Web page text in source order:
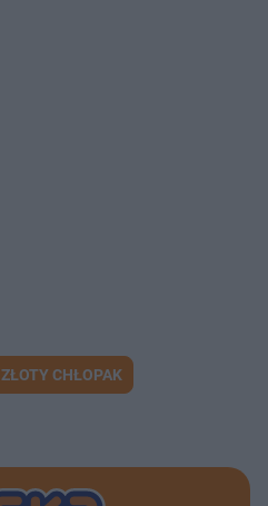
ZŁOTY CHŁOPAK